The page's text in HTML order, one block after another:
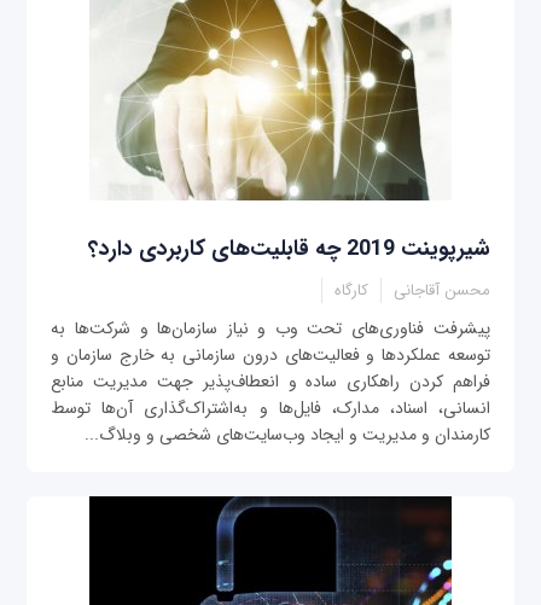
شیرپوینت 2019 چه قابلیت‌های کاربردی دارد؟
محسن آقاجانی کارگاه
پیشرفت فناوری‌های تحت وب و نیاز سازمان‌ها و شرکت‌ها به
توسعه عملکردها و فعالیت‌های درون سازمانی به خارج سازمان و
فراهم کردن راهکاری ساده و انعطاف‌پذیر جهت مدیریت منابع
انسانی، اسناد، مدارک، فایل‌ها و به‌اشتراک‌گذاری آن‌ها توسط
کارمندان و مدیریت و ایجاد وب‌سایت‌های شخصی و وبلاگ‌...